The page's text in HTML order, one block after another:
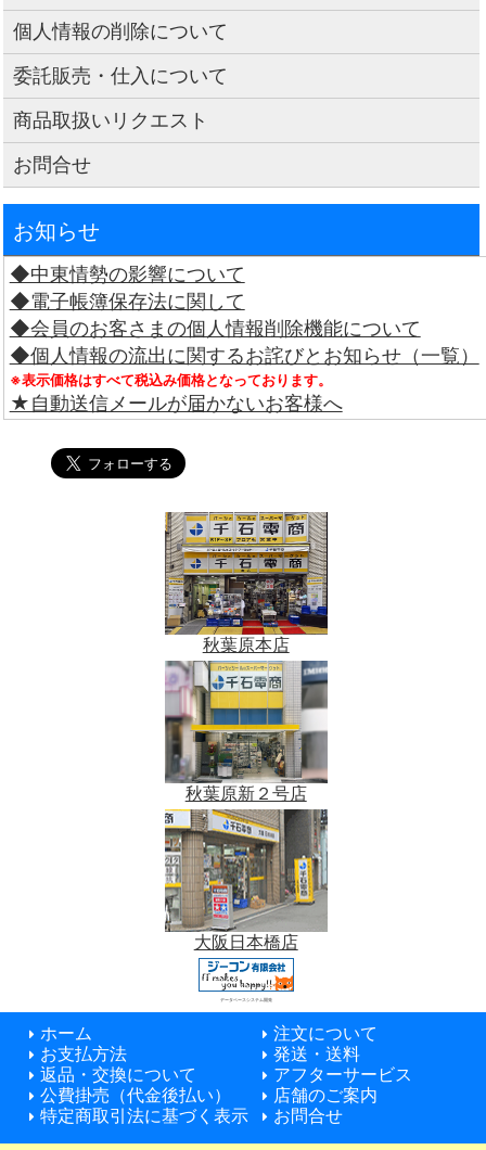
個人情報の削除について
委託販売・仕入について
商品取扱いリクエスト
お問合せ
お知らせ
◆中東情勢の影響について
◆電子帳簿保存法に関して
◆会員のお客さまの個人情報削除機能について
◆個人情報の流出に関するお詫びとお知らせ（一覧）
※表示価格はすべて税込み価格となっております。
★自動送信メールが届かないお客様へ
秋葉原本店
秋葉原新２号店
大阪日本橋店
データベースシステム開発
ホーム
注文について
お支払方法
発送・送料
返品・交換について
アフターサービス
公費掛売（代金後払い）
店舗のご案内
特定商取引法に基づく表示
お問合せ